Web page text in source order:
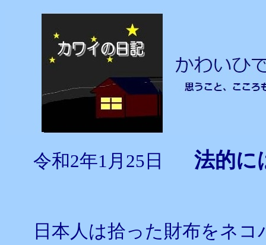
令和2年1月25日 法的
日本人は拾った財布をネ